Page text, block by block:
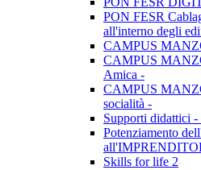
PON FESR
all'interno degli
CAMPUS
CAMPUS
Amica -
CAMPUS
socialità -
Supporti didattici
Potenziamento
Skills for life 2